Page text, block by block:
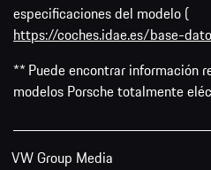
especificaciones del modelo (
https://coches.idae.es/base-
** Puede encontrar información
modelos Porsche totalmente
VW Group Media